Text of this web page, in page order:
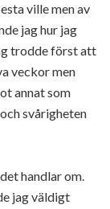
ville men av
jag hur jag
trodde först att
veckor men
annat som
svårigheten
handlar om.
jag väldigt